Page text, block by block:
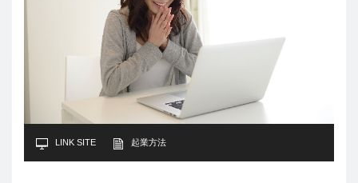
LINK SITE 起業方法